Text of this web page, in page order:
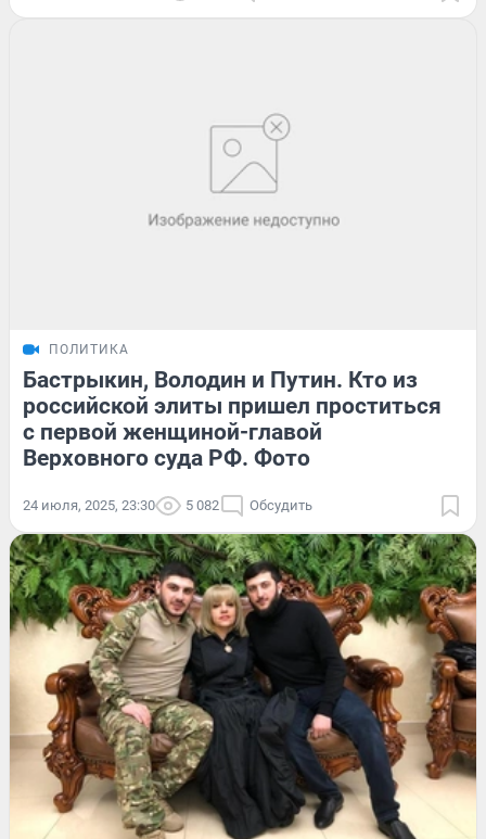
ПОЛИТИКА
Бастрыкин, Володин и Путин. Кто из
российской элиты пришел проститься
с первой женщиной-главой
Верховного суда РФ. Фото
24 июля, 2025, 23:30 5 082 Обсудить